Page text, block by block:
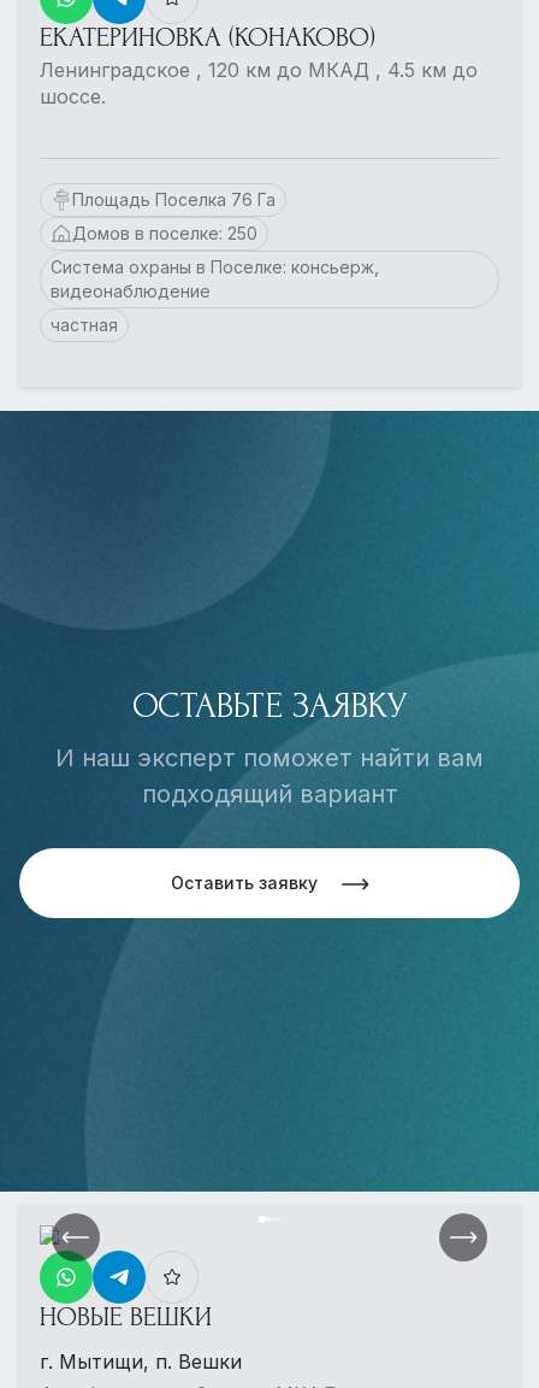
ЕКАТЕРИНОВКА (КОНАКОВО)
Ленинградское , 120 км до МКАД , 4.5 км до
шоссе.
Площадь Поселка 76 Га
Домов в поселке: 250
Система охраны в Поселке: консьерж,
видеонаблюдение
частная
ОСТАВЬТЕ ЗАЯВКУ
И наш эксперт поможет найти вам
подходящий вариант
Оставить заявку
НОВЫЕ ВЕШКИ
г. Мытищи, п. Вешки